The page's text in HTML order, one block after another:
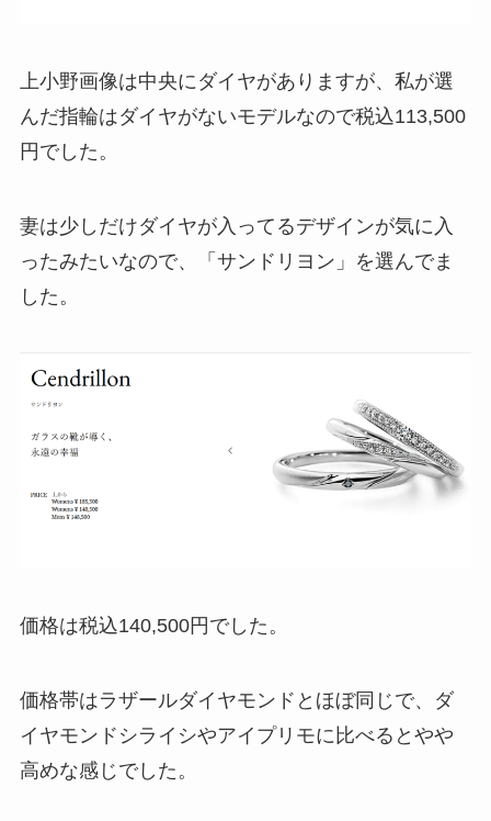
上小野画像は中央にダイヤがありますが、私が選
んだ指輪はダイヤがないモデルなので税込113,500
円でした。
妻は少しだけダイヤが入ってるデザインが気に入
ったみたいなので、「サンドリヨン」を選んでま
した。
価格は税込140,500円でした。
価格帯はラザールダイヤモンドとほぼ同じで、ダ
イヤモンドシライシやアイプリモに比べるとやや
高めな感じでした。